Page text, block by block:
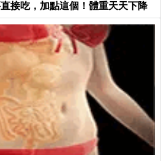
接吃，加點這個！體重天天下降